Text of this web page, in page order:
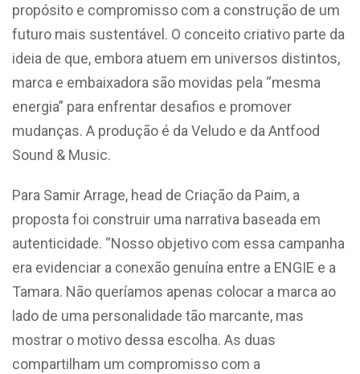
propósito e compromisso com a construção de um
futuro mais sustentável. O conceito criativo parte da
ideia de que, embora atuem em universos distintos,
marca e embaixadora são movidas pela “mesma
energia” para enfrentar desafios e promover
mudanças. A produção é da Veludo e da Antfood
Sound & Music.
Para Samir Arrage, head de Criação da Paim, a
proposta foi construir uma narrativa baseada em
autenticidade. “Nosso objetivo com essa campanha
era evidenciar a conexão genuína entre a ENGIE e a
Tamara. Não queríamos apenas colocar a marca ao
lado de uma personalidade tão marcante, mas
mostrar o motivo dessa escolha. As duas
compartilham um compromisso com a